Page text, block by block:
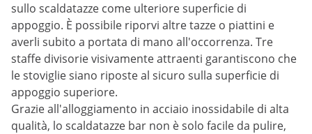
sullo scaldatazze come ulteriore superficie di
appoggio. È possibile riporvi altre tazze o piattini e
averli subito a portata di mano all'occorrenza. Tre
staffe divisorie visivamente attraenti garantiscono che
le stoviglie siano riposte al sicuro sulla superficie di
appoggio superiore.
Grazie all'alloggiamento in acciaio inossidabile di alta
qualità, lo scaldatazze bar non è solo facile da pulire,